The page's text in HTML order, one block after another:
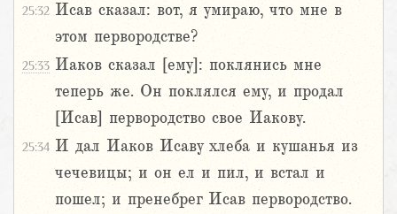
25:32 Исав сказал: вот, я умираю, что мне в
этом первородстве?
25:33 Иаков сказал [ему]: поклянись мне
теперь же. Он поклялся ему, и продал
[Исав] первородство свое Иакову.
25:34 И дал Иаков Исаву хлеба и кушанья из
чечевицы; и он ел и пил, и встал и
пошел; и пренебрег Исав первородство.